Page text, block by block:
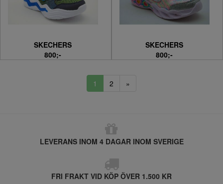
SKECHERS
800;-
SKECHERS
800;-
1 2 »
LEVERANS INOM 4 DAGAR INOM SVERIGE
FRI FRAKT VID KÖP ÖVER 1.500 KR